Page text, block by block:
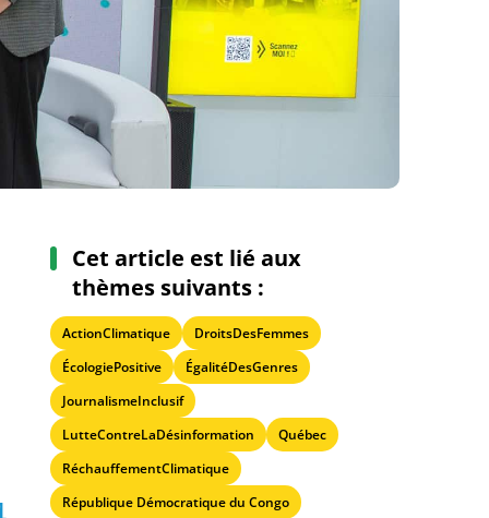
Cet article est lié aux
thèmes suivants :
ActionClimatique
DroitsDesFemmes
ÉcologiePositive
ÉgalitéDesGenres
JournalismeInclusif
LutteContreLaDésinformation
Québec
RéchauffementClimatique
République Démocratique du Congo